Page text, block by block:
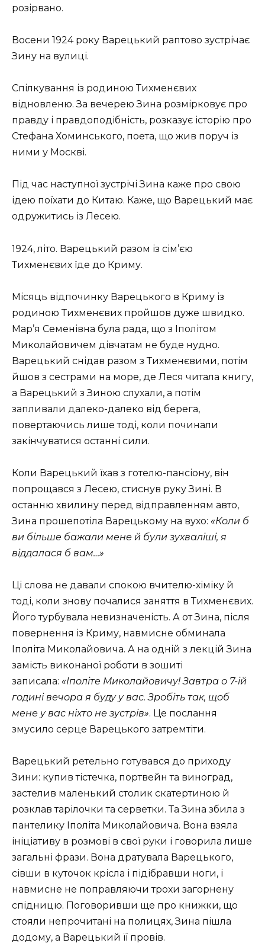
розірвано.
Восени 1924 року Варецький раптово зустрічає
Зину на вулиці.
Спілкування із родиною Тихменєвих
відновленю. За вечерею Зина розмірковує про
правду і правдоподібність, розказує історію про
Стефана Хоминського, поета, що жив поруч із
ними у Москві.
Під час наступної зустрічі Зина каже про свою
ідею поїхати до Китаю. Каже, що Варецький має
одружитись із Лесею.
1924, літо. Варецький разом із сім’єю
Тихменєвих їде до Криму.
Місяць відпочинку Варецького в Криму із
родиною Тихменєвих пройшов дуже швидко.
Мар’я Семенівна була рада, що з Іполітом
Миколайовичем дівчатам не буде нудно.
Варецький снідав разом з Тихменєвими, потім
йшов з сестрами на море, де Леся читала книгу,
а Варецький з Зиною слухали, а потім
запливали далеко-далеко від берега,
повертаючись лише тоді, коли починали
закінчуватися останні сили.
Коли Варецький їхав з готелю-пансіону, він
попрощався з Лесею, стиснув руку Зині. В
останню хвилину перед відправленням авто,
Зина прошепотіла Варецькому на вухо: «Коли б
ви більше бажали мене й були зухваліші, я
віддалася б вам…»
Ці слова не давали спокою вчителю-хіміку й
тоді, коли знову почалися заняття в Тихменєвих.
Його турбувала невизначеність. А от Зина, після
повернення із Криму, навмисне обминала
Іполіта Миколайовича. А на одній з лекцій Зина
замість виконаної роботи в зошиті
записала: «Іполіте Миколайовичу! Завтра о 7-ій
годині вечора я буду у вас. Зробіть так, щоб
мене у вас ніхто не зустрів». Це послання
змусило серце Варецького затремтіти.
Варецький ретельно готувався до приходу
Зини: купив тістечка, портвейн та виноград,
застелив маленький столик скатертиною й
розклав тарілочки та серветки. Та Зина збила з
пантелику Іполіта Миколайовича. Вона взяла
ініціативу в розмові в свої руки і говорила лише
загальні фрази. Вона дратувала Варецького,
сівши в куточок крісла і підібравши ноги, і
навмисне не поправляючи трохи загорнену
спідницю. Поговоривши ще про книжки, що
стояли непрочитані на полицях, Зина пішла
додому, а Варецький її провів.